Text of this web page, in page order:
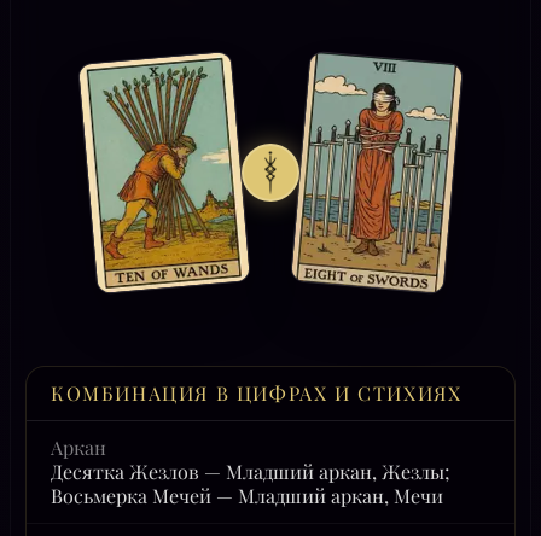
КОМБИНАЦИЯ В ЦИФРАХ И СТИХИЯХ
Аркан
Десятка Жезлов — Младший аркан, Жезлы;
Восьмерка Мечей — Младший аркан, Мечи